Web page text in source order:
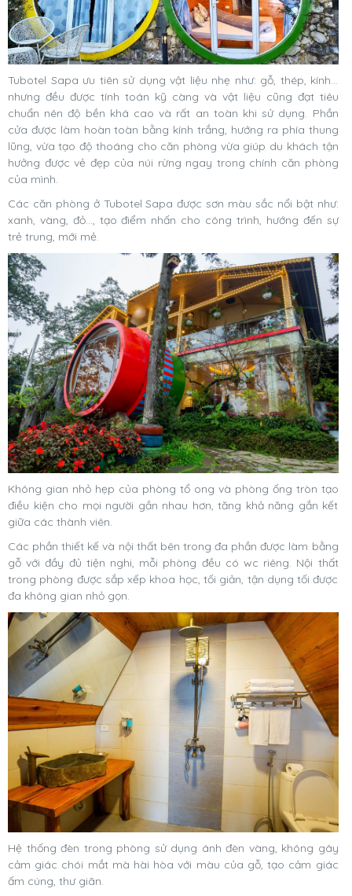
Tubotel Sapa ưu tiên sử dụng vật liệu nhẹ như: gỗ, thép, kính…
nhưng đều được tính toán kỹ càng và vật liệu cũng đạt tiêu
chuẩn nên độ bền khá cao và rất an toàn khi sử dụng. Phần
cửa được làm hoàn toàn bằng kính trắng, hướng ra phía thung
lũng, vừa tạo độ thoáng cho căn phòng vừa giúp du khách tận
hưởng được vẻ đẹp của núi rừng ngay trong chính căn phòng
của mình.
Các căn phòng ở Tubotel Sapa được sơn màu sắc nổi bật như:
xanh, vàng, đỏ…, tạo điểm nhấn cho công trình, hướng đến sự
trẻ trung, mới mẻ.
Không gian nhỏ hẹp của phòng tổ ong và phòng ống tròn tạo
điều kiện cho mọi người gần nhau hơn, tăng khả năng gắn kết
giữa các thành viên.
Các phần thiết kế và nội thất bên trong đa phần được làm bằng
gỗ với đầy đủ tiện nghi, mỗi phòng đều có wc riêng. Nội thất
trong phòng được sắp xếp khoa học, tối giản, tận dụng tối được
đa không gian nhỏ gọn.
Hệ thống đèn trong phòng sử dụng ánh đèn vàng, không gây
cảm giác chói mắt mà hài hòa với màu của gỗ, tạo cảm giác
ấm cúng, thư giãn.